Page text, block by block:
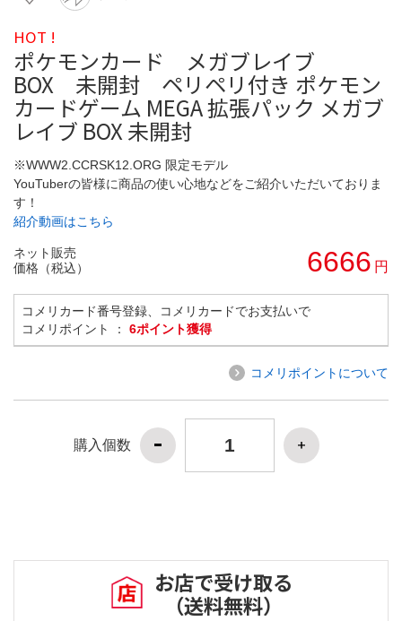
HOT !
ポケモンカード メガブレイブ
BOX 未開封 ペリペリ付き ポケモン
カードゲーム MEGA 拡張パック メガブ
レイブ BOX 未開封
※WWW2.CCRSK12.ORG 限定モデル
YouTuberの皆様に商品の使い心地などをご紹介いただいておりま
す！
紹介動画はこちら
ネット販売
価格（税込）
6666 円
コメリカード番号登録、コメリカードでお支払いで
コメリポイント ： 6ポイント獲得
コメリポイントについて
購入個数
お店で受け取る
（送料無料）